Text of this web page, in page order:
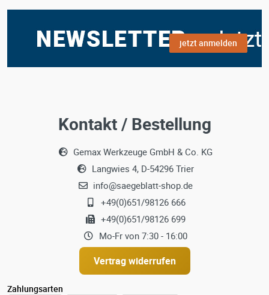
jetzt anmelden
Kontakt / Bestellung
Gemax Werkzeuge GmbH & Co. KG
Langwies 4, D-54296 Trier
info@saegeblatt-shop.de
+49(0)651/98126 666
+49(0)651/98126 699
Mo-Fr von 7:30 - 16:00
Vertrag widerrufen
Zahlungsarten